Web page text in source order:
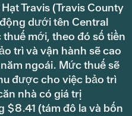
Travis (Travis County
dưới tên Central
mới, theo đó số tiền
trì và vận hành sẽ cao
ngoái. Mức thuế sẽ
được cho việc bảo trì
nhà có giá trị
$8.41 (tám đô la và bốn